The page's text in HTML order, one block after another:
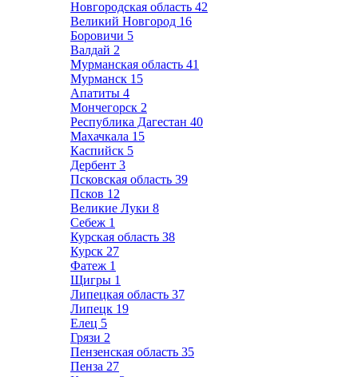
Новгородская область 42
Великий Новгород 16
Боровичи 5
Валдай 2
Мурманская область 41
Мурманск 15
Апатиты 4
Мончегорск 2
Республика Дагестан 40
Махачкала 15
Каспийск 5
Дербент 3
Псковская область 39
Псков 12
Великие Луки 8
Себеж 1
Курская область 38
Курск 27
Фатеж 1
Щигры 1
Липецкая область 37
Липецк 19
Елец 5
Грязи 2
Пензенская область 35
Пенза 27